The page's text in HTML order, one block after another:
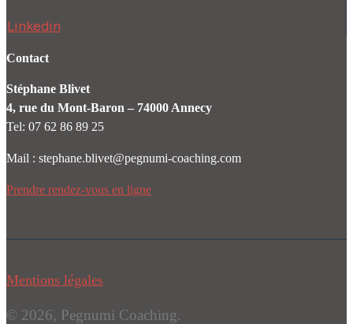
Linkedin
Contact
Stéphane Blivet
4, rue du Mont-Baron – 74000 Annecy
Tel: 07 62 86 89 25
Mail : stephane.blivet@pegnumi-coaching.com
Prendre rendez-vous en ligne
Mentions légales
© 2026, Pegnumi Coaching.